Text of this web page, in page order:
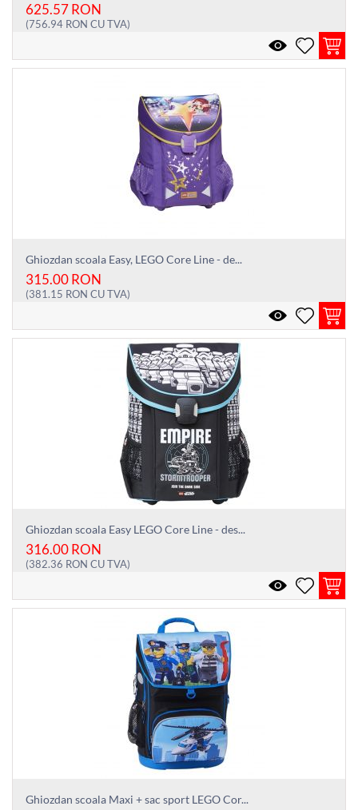
625.57RON
(756.94 RON CU TVA)
Ghiozdan scoala Easy, LEGO Core Line - de...
315.00RON
(381.15 RON CU TVA)
Ghiozdan scoala Easy LEGO Core Line - des...
316.00RON
(382.36 RON CU TVA)
Ghiozdan scoala Maxi + sac sport LEGO Cor...